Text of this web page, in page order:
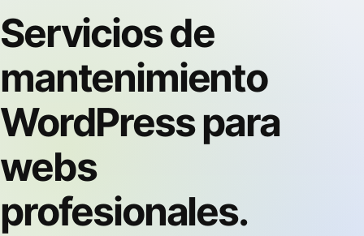
Servicios de
mantenimiento
WordPress para
webs
profesionales.